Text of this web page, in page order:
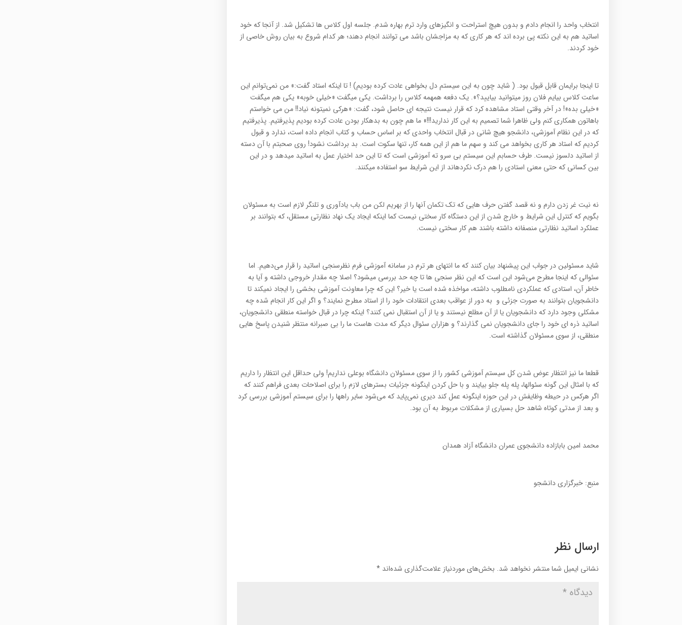
انتخاب واحد را انجام دادم و بدون هيچ استراحت و انگيزهاي وارد ترم بهاره شدم. جلسه اول کلاس ها تشکيل شد. از آنجا که خود
اساتيد هم به اين نکته پي برده اند که هر کاري که به مزاجشان باشد مي توانند انجام دهند؛ هر کدام شروع به بيان روش خاصي از
خود کردند.
تا اينجا برايمان قابل قبول بود. ( شايد چون به اين سيستم دل بخواهي عادت کرده بوديم) ! تا اينکه استاد گفت:» من نمي‌توانم اين
ساعت کلاس بيايم فلان روز ميتوانيد بياييد؟». يک دفعه همهمه کلاس را برداشت. يکي ميگفت «خيلي خوبه» يکي هم ميگفت
«خيلي بده»! در آخر وقتي استاد مشاهده کرد که قرار نيست نتيجه اي حاصل شود، گفت: «هرکي نميتونه نياد!! من مي خواستم
باهاتون همکاري کنم ولي ظاهرا شما تصميم به اين کار نداريد!!!» ما هم چون به بدهکار بودن عادت کرده بوديم پذيرفتيم. پذيرفتيم
که در اين نظام آموزشي، دانشجو هيچ شاني در قبال انتخاب واحدي که بر اساس حساب و کتاب انجام داده است، ندارد و قبول
کرديم که استاد هر کاري بخواهد مي کند و سهم ما هم از اين همه کار، تنها سکوت است. بد برداشت نشود! روي صحبتم با آن دسته
از اساتيد دلسوز نيست. طرف حسابم اين سيستم بي سرو ته آموزشي است که تا اين حد اختيار عمل به اساتيد ميدهد و در اين
بين کساني که حتي معني استادي را هم درک نکردهاند از اين شرايط سو استفاده ميکنند.
نه نيت غر زدن دارم و نه قصد گفتن حرف هايي که تک تکمان آنها را از بهريم لکن من باب يادآوري و تلنگر لازم است به مسئولان
بگويم که کنترل اين شرايط و خارج شدن از اين دستگاه کار سختي نيست کما اينکه ايجاد يک نهاد نظارتي مستقل، که بتوانند بر
عملکرد اساتيد نظارتي منصفانه داشته باشند هم کار سختي نيست.
شايد مسئولين در جواب اين پيشنهاد بيان کنند که ما انتهاي هر ترم در سامانه آموزشي فرم نظرسنجي اساتيد را قرار مي‌دهيم. اما
سئوالي که اينجا مطرح مي‌شود اين است که اين نظر سنجي ها تا چه حد بررسي ميشود؟ اصلا چه مقدار خروجي داشته و آيا به
خاطر آن، استادي که عملکردي نامطلوب داشته، مواخذه شده است يا خير؟ اين که چرا معاونت آموزشي بخشي را ايجاد نميکند تا
دانشجويان بتوانند به صورت جزئي و به دور از عواقب بعدي انتقادات خود را از استاد مطرح نمايند؟ و اگر اين کار انجام شده چه
مشکلي وجود دارد که دانشجويان يا از آن مطلع نيستند و يا از آن استقبال نمي کنند؟ اينکه چرا در قبال خواسته منطقي دانشجويان،
اساتيد ذره اي خود را جاي دانشجويان نمي گذارند؟ و هزاران سئوال ديگر که مدت هاست ما را بي صبرانه منتظر شنيدن پاسخ هايي
منطقي، از سوي مسئولان گذاشته است.
قطعا ما نيز انتظار عوض شدن کل سيستم آموزشي کشور را از سوي مسئولان دانشگاه بوعلي نداريم! ولي حداقل اين انتظار را داريم
که با امثال اين گونه سئوالها، پله پله جلو بيايند و با حل کردن اينگونه جزئيات بسترهاي لازم را براي اصلاحات بعدي فراهم کنند که
اگر هرکس در حيطه وظايفش در اين حوزه اينگونه عمل کند ديري نمي‌پايد که مي‌شود ساير راهها را براي سيستم آموزشي بررسي کرد
و بعد از مدتي کوتاه شاهد حل بسياري از مشکلات مربوط به آن بود.
محمد امین بابازاده دانشجوی عمران دانشگاه آزاد همدان
منبع: خبرگزاری دانشجو
ارسال نظر
نشانی ایمیل شما منتشر نخواهد شد. بخش‌های موردنیاز علامت‌گذاری شده‌اند*